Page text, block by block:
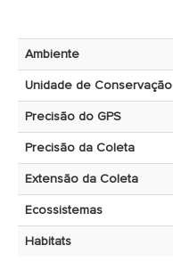
Ambiente
Unidade de Conservação
Precisão do GPS
Precisão da Coleta
Extensão da Coleta
Ecossistemas
Habitats